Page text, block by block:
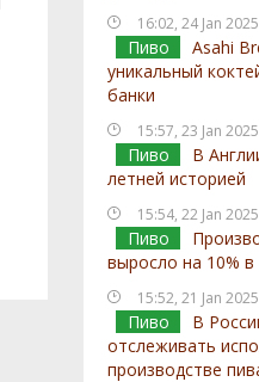
16:02, 24 Jan 2025
Пиво
Asahi
уникальный
банки
15:57, 23 Jan 2025
Пиво
В
летней историей
15:54, 22 Jan 2025
Пиво
выросло на 10% в
15:52, 21 Jan 2025
Пиво
В
отслеживать
производстве